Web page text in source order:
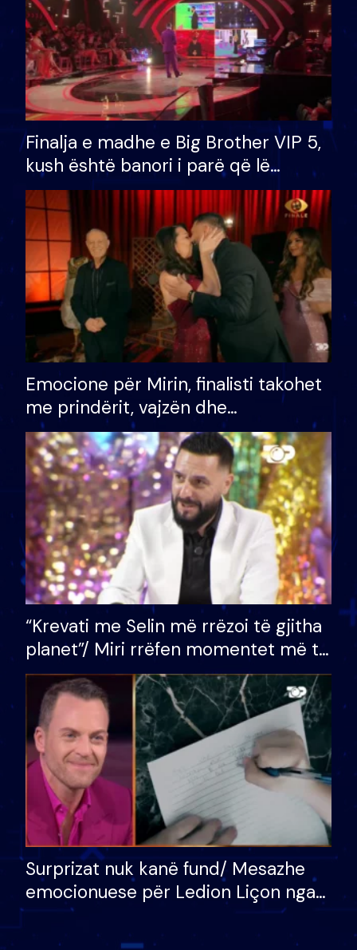
Finalja e madhe e Big Brother VIP 5,
kush është banori i parë që lë
shtëpinë dhe humb mundësinë për
të fituar çmimin e madh
Emocione për Mirin, finalisti takohet
me prindërit, vajzën dhe
bashkëshorten: S’kemi ndonjë letër
divorci apo jo?
“Krevati me Selin më rrëzoi të gjitha
planet”/ Miri rrëfen momentet më të
bukura në shtëpinë e BB VIP: Do më
mungojë zilja e mëngjesit kur…
Surprizat nuk kanë fund/ Mesazhe
emocionuese për Ledion Liçon nga
nëna dhe fëmijët e tij, moderatori
nuk i mban dot lotët: Nuk meritoj…